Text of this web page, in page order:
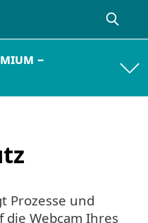
–
Prozesse und
Webcam Ihres